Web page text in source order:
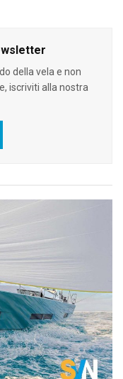
della vela e non
iscriviti alla nostra